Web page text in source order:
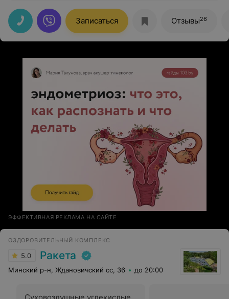
Записаться Отзывы26
ЭФФЕКТИВНАЯ РЕКЛАМА НА САЙТЕ
ОЗДОРОВИТЕЛЬНЫЙ КОМПЛЕКС
5.0 Ракета
Минский р-н, Ждановичский сс, 36 до 20:00